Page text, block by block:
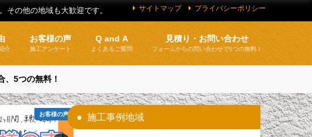
その他の地域も大歓迎です。 サイトマップ プライバシーポリシー
介
お客様の声
施工アンケート
Q and A
よくあるご質問
見積り・お問い合わせ
フォームからの問い合わせで5つの無料！
、5つの無料！
お客様の声 施工事例地域